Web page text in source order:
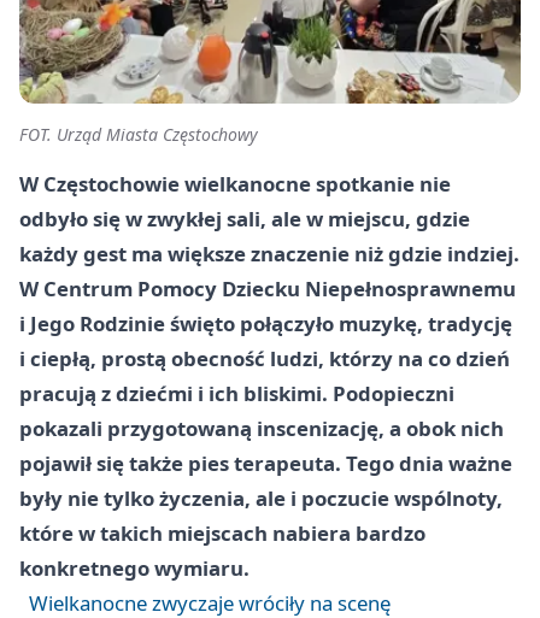
FOT. Urząd Miasta Częstochowy
W Częstochowie wielkanocne spotkanie nie
odbyło się w zwykłej sali, ale w miejscu, gdzie
każdy gest ma większe znaczenie niż gdzie indziej.
W Centrum Pomocy Dziecku Niepełnosprawnemu
i Jego Rodzinie święto połączyło muzykę, tradycję
i ciepłą, prostą obecność ludzi, którzy na co dzień
pracują z dziećmi i ich bliskimi. Podopieczni
pokazali przygotowaną inscenizację, a obok nich
pojawił się także pies terapeuta. Tego dnia ważne
były nie tylko życzenia, ale i poczucie wspólnoty,
które w takich miejscach nabiera bardzo
konkretnego wymiaru.
Wielkanocne zwyczaje wróciły na scenę